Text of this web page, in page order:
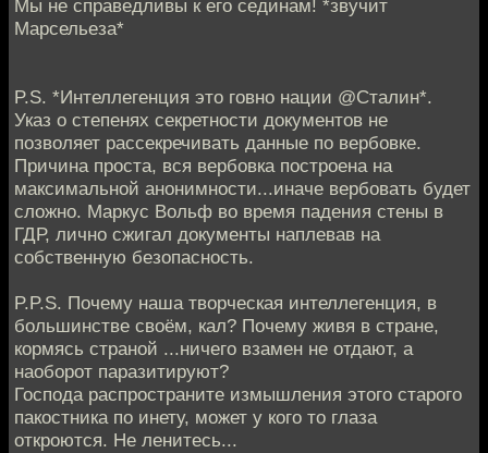
Мы не справедливы к его сединам! *звучит
Марсельеза*
P.S. *Интеллегенция это говно нации @Сталин*.
Указ о степенях секретности документов не
позволяет рассекречивать данные по вербовке.
Причина проста, вся вербовка построена на
максимальной анонимности...иначе вербовать будет
сложно. Маркус Вольф во время падения стены в
ГДР, лично сжигал документы наплевав на
собственную безопасность.
P.P.S. Почему наша творческая интеллегенция, в
большинстве своём, кал? Почему живя в стране,
кормясь страной ...ничего взамен не отдают, а
наоборот паразитируют?
Господа распространите измышления этого старого
пакостника по инету, может у кого то глаза
откроются. Не ленитесь...